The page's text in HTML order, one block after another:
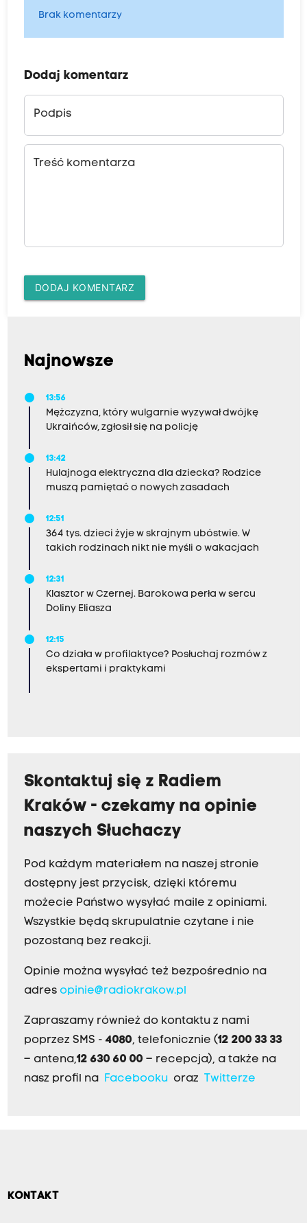
Brak komentarzy
Dodaj komentarz
Podpis
Treść komentarza
DODAJ KOMENTARZ
Najnowsze
13:56
Mężczyzna, który wulgarnie wyzywał dwójkę
Ukraińców, zgłosił się na policję
13:42
Hulajnoga elektryczna dla dziecka? Rodzice
muszą pamiętać o nowych zasadach
12:51
364 tys. dzieci żyje w skrajnym ubóstwie. W
takich rodzinach nikt nie myśli o wakacjach
12:31
Klasztor w Czernej. Barokowa perła w sercu
Doliny Eliasza
12:15
Co działa w profilaktyce? Posłuchaj rozmów z
ekspertami i praktykami
Skontaktuj się z Radiem
Kraków - czekamy na opinie
naszych Słuchaczy
Pod każdym materiałem na naszej stronie
dostępny jest przycisk, dzięki któremu
możecie Państwo wysyłać maile z opiniami.
Wszystkie będą skrupulatnie czytane i nie
pozostaną bez reakcji.
Opinie można wysyłać też bezpośrednio na
adres opinie@radiokrakow.pl
Zapraszamy również do kontaktu z nami
poprzez SMS - 4080, telefonicznie (12 200 33 33
– antena,12 630 60 00 – recepcja), a także na
nasz profil na
Facebookuoraz Twitterze
KONTAKT